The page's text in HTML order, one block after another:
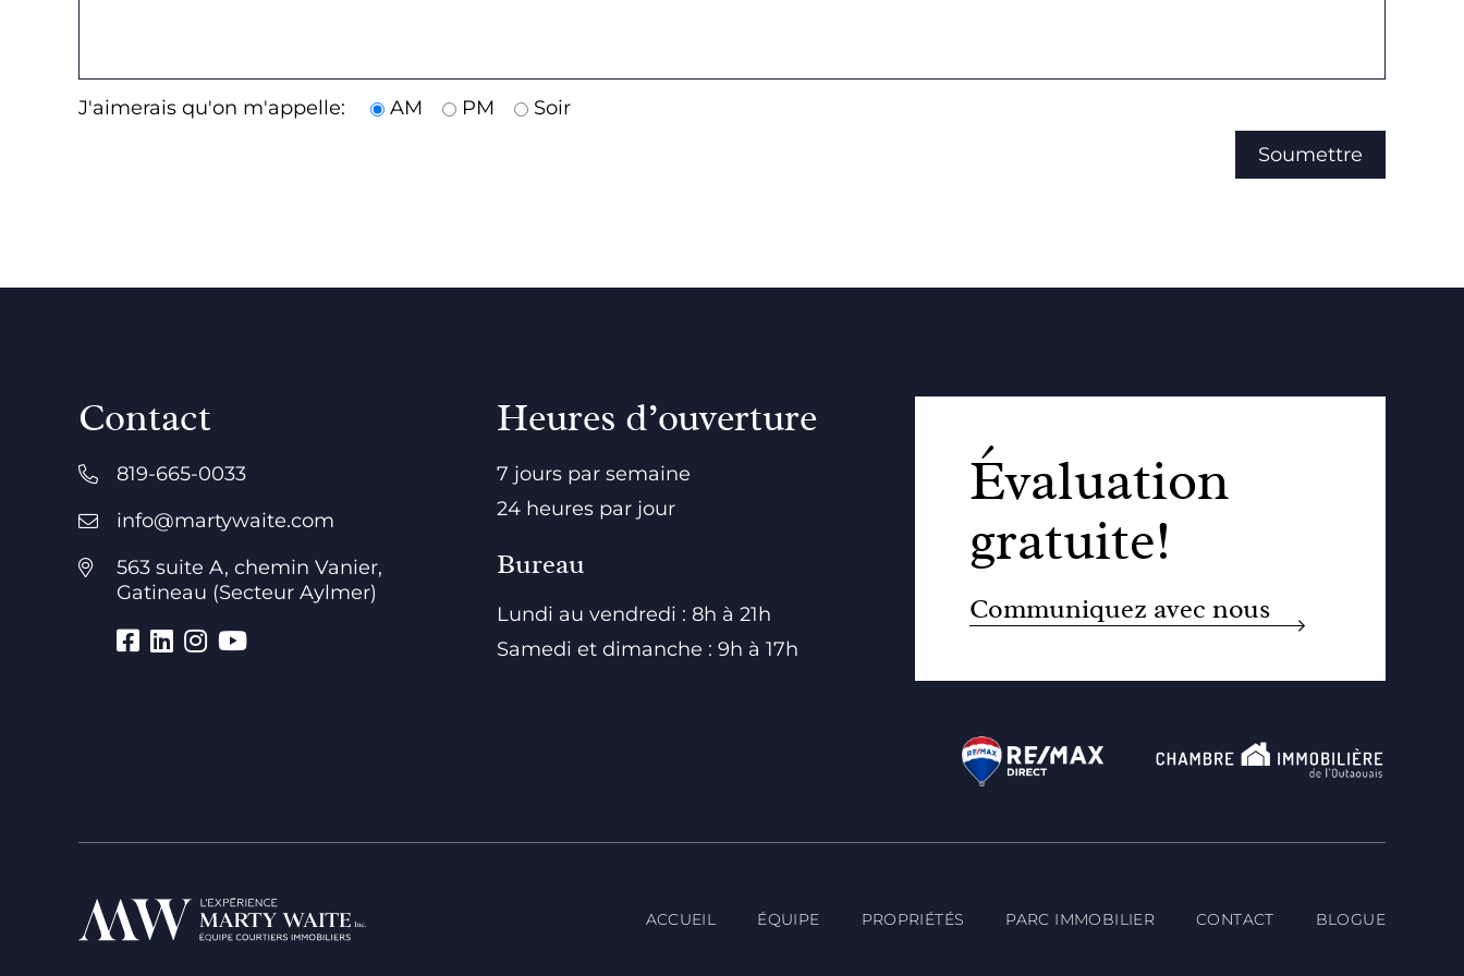
J'aimerais qu'on m'appelle: AM PM Soir
Contact
819-665-0033
info@martywaite.com
563 suite A, chemin Vanier,
Gatineau (Secteur Aylmer)
Heures d’ouverture
7 jours par semaine
24 heures par jour
Bureau
Lundi au vendredi : 8h à 21h
Samedi et dimanche : 9h à 17h
Évaluation
gratuite!
Communiquez avec nous
ACCUEIL ÉQUIPE PROPRIÉTÉS PARC IMMOBILIER CONTACT BLOGUE